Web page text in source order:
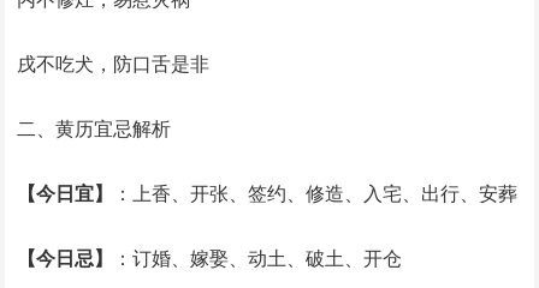
戌不吃犬，防口舌是非
二、黄历宜忌解析
【今日宜】 ：上香、开张、签约、修造、入宅、出行、安葬
【今日忌】 ：订婚、嫁娶、动土、破土、开仓